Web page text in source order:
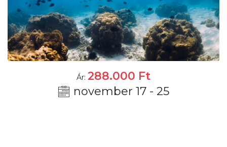
Ár: 288.000 Ft
november 17 - 25